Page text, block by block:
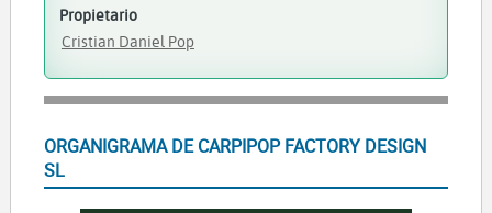
Propietario
Cristian Daniel Pop
ORGANIGRAMA DE CARPIPOP FACTORY DESIGN
SL